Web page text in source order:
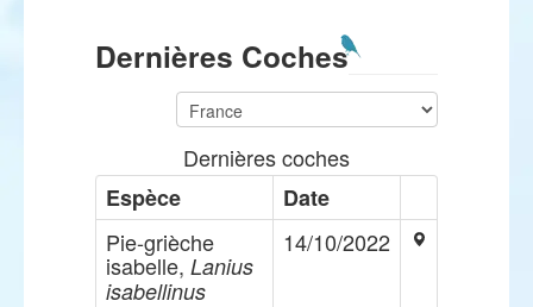
Dernières Coches
Dernières coches
Espèce
Date
Pie-grièche
isabelle, Lanius
isabellinus
14/10/2022